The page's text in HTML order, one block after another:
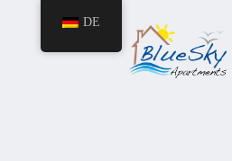
DE